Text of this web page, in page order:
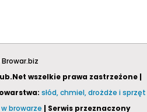
wszelkie prawa zastrzeżone |
słód, chmiel, drożdże i sprzęt
browarze | Serwis przeznaczony